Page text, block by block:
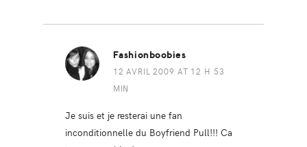
Fashionboobies
12 AVRIL 2009 AT 12 H 53
MIN
Je suis et je resterai une fan
inconditionnelle du Boyfriend Pull!!! Ca